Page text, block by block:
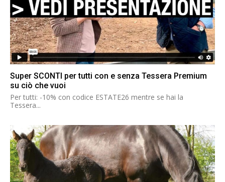
Super SCONTI per tutti con e senza Tessera Premium
su ciò che vuoi
Per tutti: -10% con codice ESTATE26 mentre se hai la
Tessera...